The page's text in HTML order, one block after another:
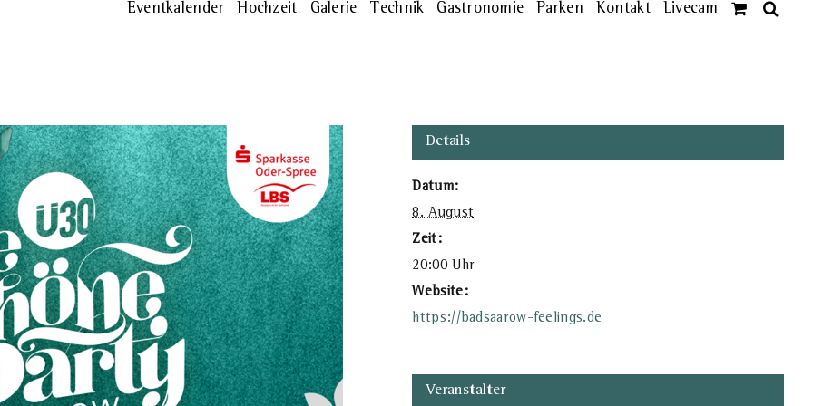
Eventkalender Hochzeit Galerie Technik Gastronomie Parken Kontakt Livecam
Details
Datum:
8. August
Zeit:
20:00 Uhr
Website:
https://badsaarow-feelings.de
Veranstalter